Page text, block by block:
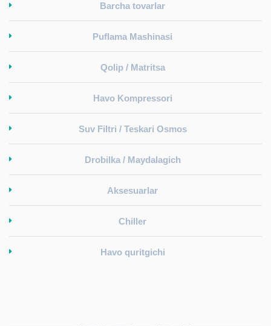
Barcha tovarlar
Puflama Mashinasi
Qolip / Matritsa
Havo Kompressori
Suv Filtri / Teskari Osmos
Drobilka / Maydalagich
Aksesuarlar
Chiller
Havo quritgichi